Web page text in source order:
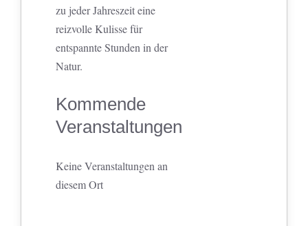
zu jeder Jahreszeit eine
reizvolle Kulisse für
entspannte Stunden in der
Natur.
Kommende
Veranstaltungen
Keine Veranstaltungen an
diesem Ort